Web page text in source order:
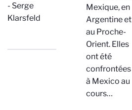
- Serge
Klarsfeld
Mexique, en
Argentine et
au Proche-
Orient. Elles
ont été
confrontées
à Mexico au
cours…